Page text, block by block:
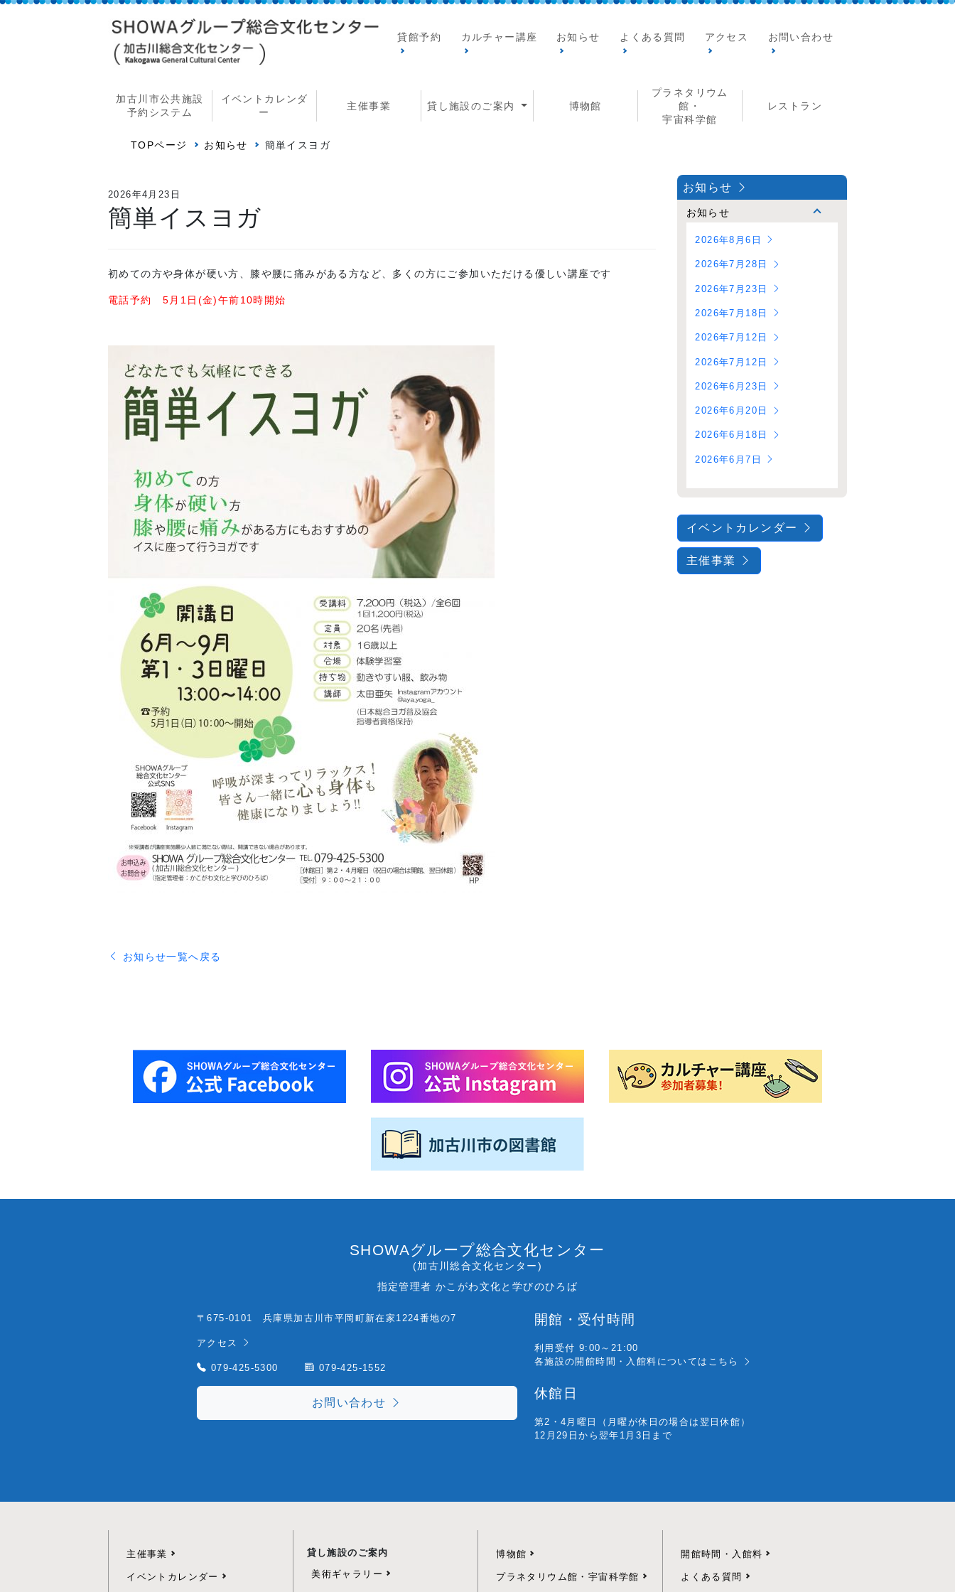
貸館予約 カルチャー講座 お知らせ よくある質問 アクセス お問い合わせ
加古川市公共施設
予約システム
イベントカレンダ
ー
主催事業 貸し施設のご案内 博物館
プラネタリウム
館・
宇宙科学館
レストラン
TOPページ お知らせ 簡単イスヨガ
2026年4月23日
簡単イスヨガ
初めての方や身体が硬い方、膝や腰に痛みがある方など、多くの方にご参加いただける優しい講座です
電話予約 5月1日(金)午前10時開始
お知らせ一覧へ戻る
お知らせ
お知らせ
2026年8月6日
2026年7月28日
2026年7月23日
2026年7月18日
2026年7月12日
2026年7月12日
2026年6月23日
2026年6月20日
2026年6月18日
2026年6月7日
イベントカレンダー
主催事業
SHOWAグループ総合文化センター
(加古川総合文化センター)
指定管理者 かこがわ文化と学びのひろば
〒675-0101 兵庫県加古川市平岡町新在家1224番地の7
アクセス
079-425-5300 079-425-1552
お問い合わせ
開館・受付時間
利用受付 9:00～21:00
各施設の開館時間・入館料については こちら
休館日
第2・4月曜日
（月曜が休日の場合は翌日休館）
12月29日から翌年1月3日まで
主催事業
イベントカレンダー
貸し施設のご案内
美術ギャラリー
博物館
プラネタリウム館・宇宙科学館
開館時間・入館料
よくある質問